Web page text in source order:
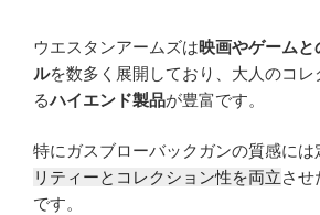
ウエスタンアームズは映画やゲーム
ルを数多く展開しており、大人のコレ
るハイエンド製品が豊富です。
特にガスブローバックガンの質感には
リティーとコレクション性を両立させ
です。